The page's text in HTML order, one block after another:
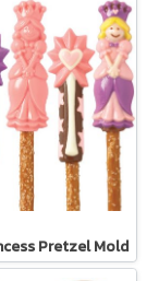
Pretzel Mold